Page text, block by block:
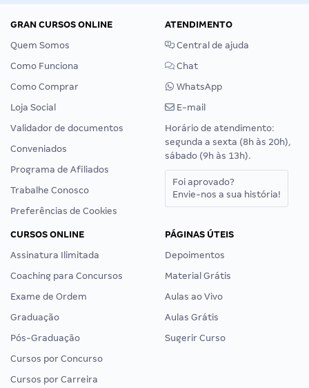
GRAN CURSOS ONLINE
Quem Somos
Como Funciona
Como Comprar
Loja Social
Validador de documentos
Conveniados
Programa de Afiliados
Trabalhe Conosco
Preferências de Cookies
ATENDIMENTO
Central de ajuda
Chat
WhatsApp
E-mail
Horário de atendimento:
segunda a sexta (8h às 20h),
sábado (9h às 13h).
Foi aprovado?
Envie-nos a sua história!
CURSOS ONLINE
Assinatura Ilimitada
Coaching para Concursos
Exame de Ordem
Graduação
Pós-Graduação
Cursos por Concurso
Cursos por Carreira
PÁGINAS ÚTEIS
Depoimentos
Material Grátis
Aulas ao Vivo
Aulas Grátis
Sugerir Curso